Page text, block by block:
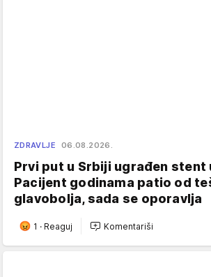
ZDRAVLJE 06.08.2026.
Prvi put u Srbiji ugrađen stent
Pacijent godinama patio od
glavobolja, sada se oporavlja
1 · Reaguj Komentariši